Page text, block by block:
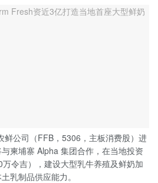
鲜公司（FFB，5306，主板消费股）进
柬埔寨 Alpha 集团合作，在当地投资
令吉），建设大型乳牛养殖及鲜奶加
乳制品供应能力。